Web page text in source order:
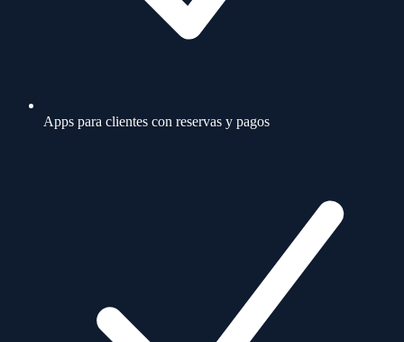
Apps para clientes con reservas y pagos